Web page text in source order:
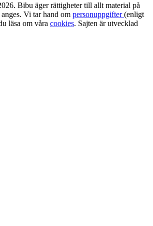
Bibu äger rättigheter till allt material på
Vi tar hand om personuppgifter(enligt
läsa om våra cookies. Sajten är utvecklad